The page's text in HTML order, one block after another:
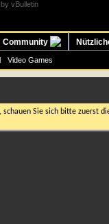
Community
Video Games
schauen Sie sich bitte zuerst